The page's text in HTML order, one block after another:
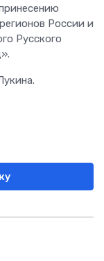
России и
Русского